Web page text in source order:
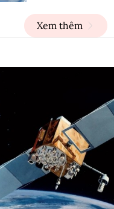
Xem thêm